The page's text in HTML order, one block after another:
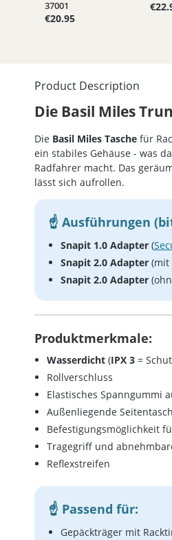
37001
€20.95
Product Description
Die Basil Miles
Die Basil Miles Tasche für
ein stabiles Gehäuse - was
Radfahrer macht. Das
lässt sich aufrollen.
Ausführungen
Snapit 1.0 Adapter (
Snapit 2.0 Adapter (mit
Snapit 2.0 Adapter
Produktmerkmale:
Wasserdicht (IPX 3 =
Rollverschluss
Elastisches Spanngummi
Außenliegende
Befestigungsmöglichkeit
Tragegriff und
Reflexstreifen
Passend für:
Gepäckträger mit